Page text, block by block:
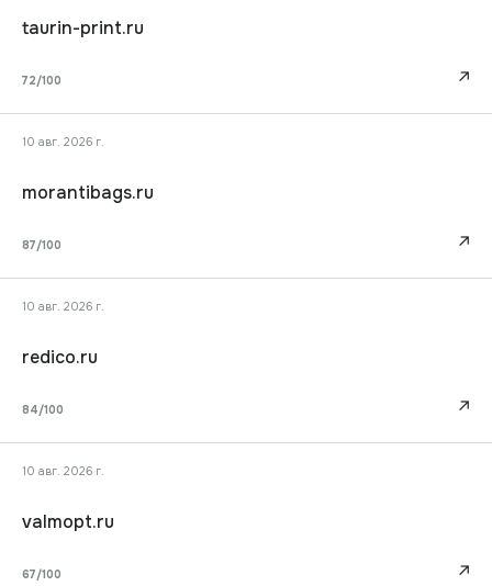
taurin-print.ru
72/100 ↗
10 авг. 2026 г.
morantibags.ru
87/100 ↗
10 авг. 2026 г.
redico.ru
84/100 ↗
10 авг. 2026 г.
valmopt.ru
67/100 ↗